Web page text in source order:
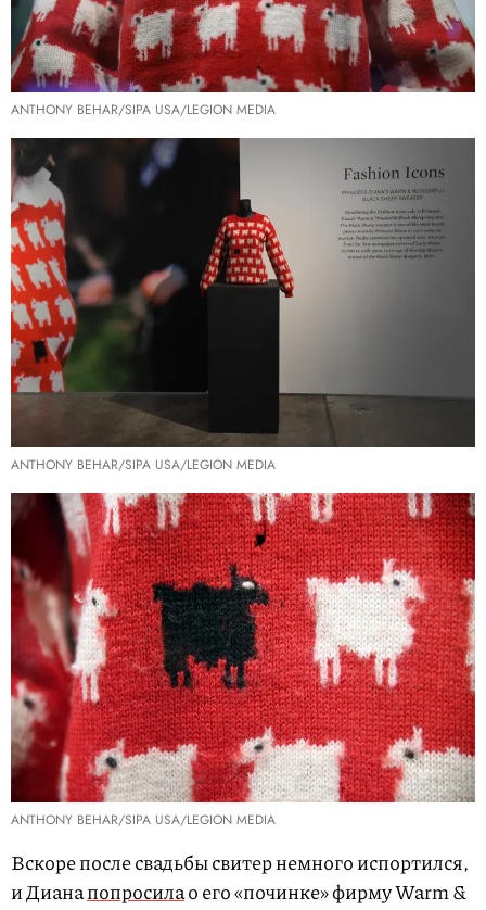
ANTHONY BEHAR/SIPA USA/LEGION MEDIA
ANTHONY BEHAR/SIPA USA/LEGION MEDIA
ANTHONY BEHAR/SIPA USA/LEGION MEDIA
Вскоре после свадьбы свитер немного испортился,
и Дианапопросилао его «починке» фирму Warm &